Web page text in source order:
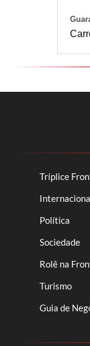
Tríplice
Política
Sociedade
Rolê na
Turismo
Guia de